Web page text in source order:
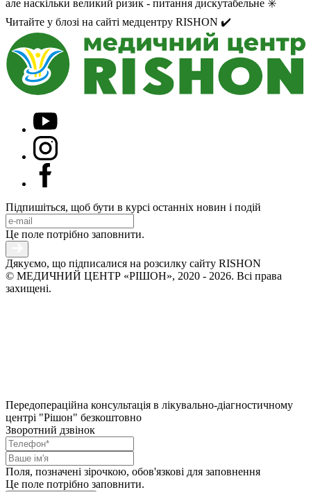
але наскільки великий ризик - питання дискутабельне ✳️
Читайте у блозі на сайті медцентру RISHON ✔️
Підпишіться, щоб бути в курсі останніх новин і подій
Це поле потрібно заповнити.
Дякуємо, що підписалися на розсилку сайту RISHON
© МЕДИЧНИЙ ЦЕНТР «РІШОН», 2020 - 2026. Всі права
захищені.
Передопераційна консультація в лікувально-діагностичному
центрі "Рішон" безкоштовно
Зворотний дзвінок
Поля, позначені зірочкою, обов'язкові для заповнення
Це поле потрібно заповнити.